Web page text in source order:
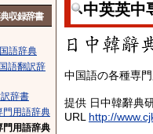
中英英中
中国語の各種専
提供 日中韓辭典
URL http://
収録辞書
語辞典
語翻訳辞
訳辞書
門用語辞典
門用語辞典